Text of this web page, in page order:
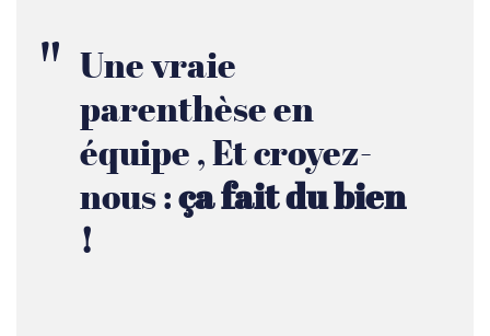
Une vraie
parenthèse en
équipe , Et croyez-
nous :ça fait du bien
!